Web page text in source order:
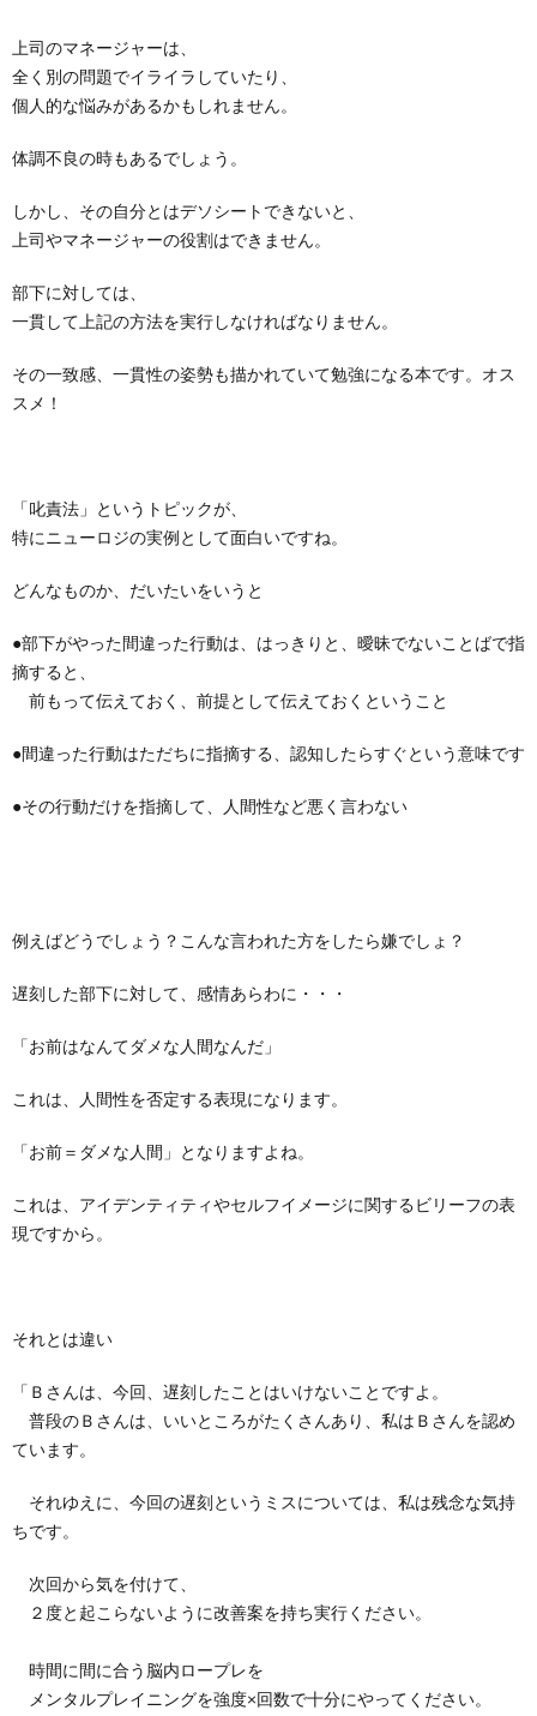
上司のマネージャーは、
全く別の問題でイライラしていたり、
個人的な悩みがあるかもしれません。
体調不良の時もあるでしょう。
しかし、その自分とはデソシートできないと、
上司やマネージャーの役割はできません。
部下に対しては、
一貫して上記の方法を実行しなければなりません。
その一致感、一貫性の姿勢も描かれていて勉強になる本です。オス
スメ！
「叱責法」というトピックが、
特にニューロジの実例として面白いですね。
どんなものか、だいたいをいうと
●部下がやった間違った行動は、はっきりと、曖昧でないことばで指
摘すると、
前もって伝えておく、前提として伝えておくということ
●間違った行動はただちに指摘する、認知したらすぐという意味です
●その行動だけを指摘して、人間性など悪く言わない
例えばどうでしょう？こんな言われた方をしたら嫌でしょ？
遅刻した部下に対して、感情あらわに・・・
「お前はなんてダメな人間なんだ」
これは、人間性を否定する表現になります。
「お前＝ダメな人間」となりますよね。
これは、アイデンティティやセルフイメージに関するビリーフの表
現ですから。
それとは違い
「Ｂさんは、今回、遅刻したことはいけないことですよ。
普段のＢさんは、いいところがたくさんあり、私はＢさんを認め
ています。
それゆえに、今回の遅刻というミスについては、私は残念な気持
ちです。
次回から気を付けて、
２度と起こらないように改善案を持ち実行ください。
時間に間に合う脳内ロープレを
メンタルプレイニングを強度×回数で十分にやってください。